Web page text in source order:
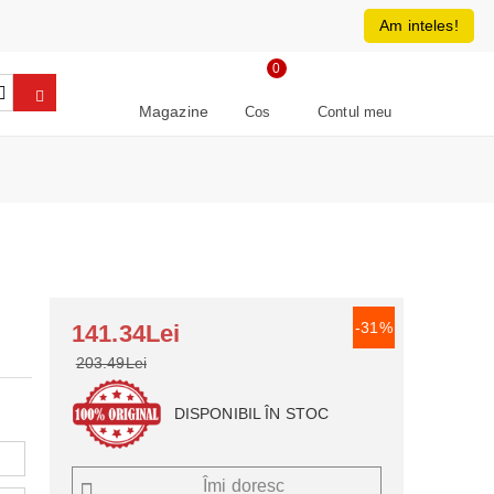
RON
Magazine Cos
0
Contul meu
-31%
141.34Lei
203.49Lei
DISPONIBIL ÎN STOC
Îmi doresc
Am inteles!